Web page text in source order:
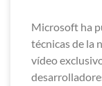
Microsoft ha
técnicas de la
vídeo